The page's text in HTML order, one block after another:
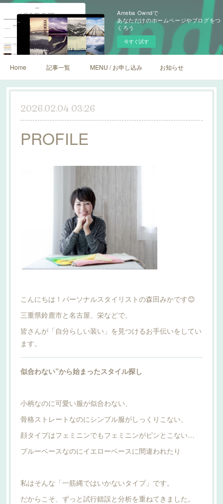
Ameba Owndで
あなただけのホームページやブログをつ
くろう
今すぐ試す
Home 記事一覧 MENU / お申し込み お知らせ
2026.02.04 03:26
PROFILE
こんにちは！パーソナルスタイリストの森田みかです😊
三重県鈴鹿市と名古屋、栄などで、
皆さんが「自分らしい装い」を見つけるお手伝いをしてい
ます。
似合わない”から始まったスタイル探し
小柄なのに可愛い服が似合わない、
骨格ストレートなのにシンプル服がしっくりこない、
顔タイプはフェミニンでもフェミニンがピンとこない…
ブルーベースなのにイエローベースに間違われたり
私はそんな「一筋縄ではいかないタイプ」です。
だからこそ、ずっと試行錯誤と分析を重ねてきました。